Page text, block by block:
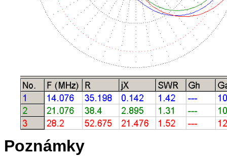
Poznámky